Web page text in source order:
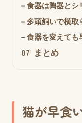
– 食器は陶器とシ
– 多頭飼いで横取
– 食器を変えても
07 まとめ
猫が早食